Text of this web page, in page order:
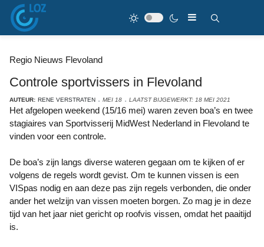
Regio Nieuws Flevoland
Controle sportvissers in Flevoland
AUTEUR: RENE VERSTRATEN MEI 18 LAATST BIJGEWERKT: 18 MEI 2021
Het afgelopen weekend (15/16 mei) waren zeven boa’s en twee
stagiaires van Sportvisserij MidWest Nederland in Flevoland te
vinden voor een controle.
De boa’s zijn langs diverse wateren gegaan om te kijken of er
volgens de regels wordt gevist. Om te kunnen vissen is een
VISpas nodig en aan deze pas zijn regels verbonden, die onder
ander het welzijn van vissen moeten borgen. Zo mag je in deze
tijd van het jaar niet gericht op roofvis vissen, omdat het paaitijd
is.